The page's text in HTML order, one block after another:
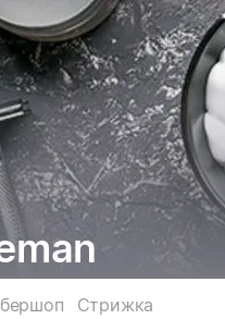
Стрижка